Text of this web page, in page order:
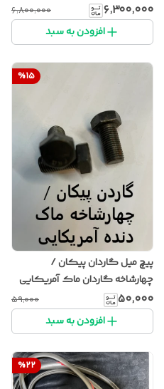
۶٬۳۰۰٬۰۰۰ ۶٬۸۰۰٬۰۰۰
افزودن به سبد
%15
پیچ میل گاردان پیکان /
چهارشاخه گاردان ماک آمریکایی
۵۰٬۰۰۰ ۵۹٬۰۰۰
افزودن به سبد
%22